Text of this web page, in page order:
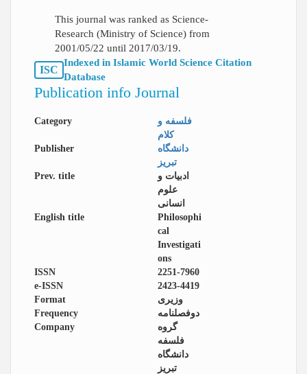
This journal was ranked as Science-
Research (Ministry of Science) from
2001/05/22 until 2017/03/19.
ISC
Indexed in Islamic World Science Citation
Database
Publication info Journal
Category
فلسفه و
کلام
Publisher
دانشگاه
تبریز
Prev. title
ادبیات و
علوم
انسانی
English title
Philosophi
cal
Investigati
ons
ISSN
2251-7960
e-ISSN
2423-4419
Format
وزیری
Frequency
دوفصلنامه
Company
گروه
فلسفه
دانشگاه
تبریز